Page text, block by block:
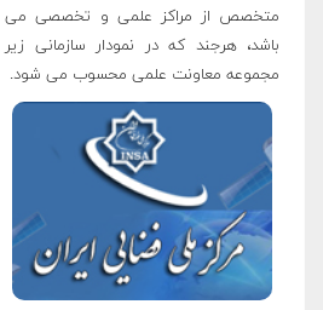
متخصص از مراکز علمی و تخصصی می
باشد، هرجند که در نمودار سازمانی زیر
مجموعه معاونت علمی محسوب می شود.